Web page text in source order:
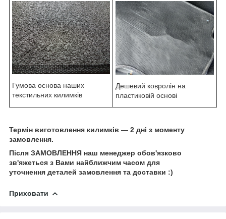
Гумова основа наших
текстильних килимків
Дешевий ковролін на
пластиковій основі
Термін виготовлення килимків — 2 дні з моменту
замовлення.
Після ЗАМОВЛЕННЯ наш менеджер обов'язково
зв'яжеться з Вами найближчим часом для
уточнення деталей замовлення та доставки :)
Приховати